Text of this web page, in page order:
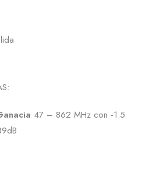
47 – 862 MHz con -1.5